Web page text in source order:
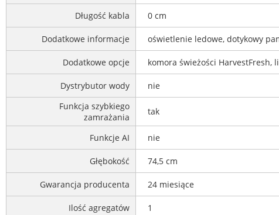
Długość kabla 0 cm
Dodatkowe informacje oświetlenie ledowe, dotykowy
Dodatkowe opcje komora świeżości HarvestFresh,
Dystrybutor wody
nie
Funkcja szybkiego
zamrażania
tak
Funkcje AI nie
Głębokość 74,5 cm
Gwarancja producenta 24 miesiące
Ilość agregatów 1